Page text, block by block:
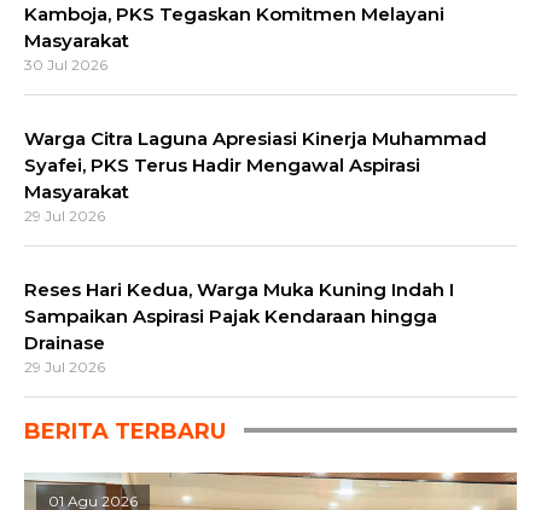
Kamboja, PKS Tegaskan Komitmen Melayani
Masyarakat
30 Jul 2026
Warga Citra Laguna Apresiasi Kinerja Muhammad
Syafei, PKS Terus Hadir Mengawal Aspirasi
Masyarakat
29 Jul 2026
Reses Hari Kedua, Warga Muka Kuning Indah I
Sampaikan Aspirasi Pajak Kendaraan hingga
Drainase
29 Jul 2026
BERITA TERBARU
01 Agu 2026